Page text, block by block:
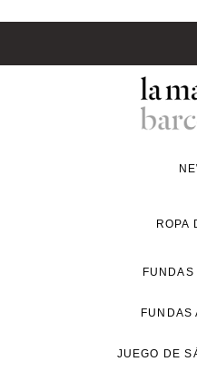
ROPA
FUNDAS
JUEGO DE